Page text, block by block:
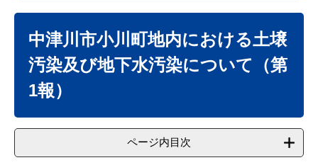
中津川市小川町地内における土壌
汚染及び地下水汚染について（第
1報）
ページ内目次